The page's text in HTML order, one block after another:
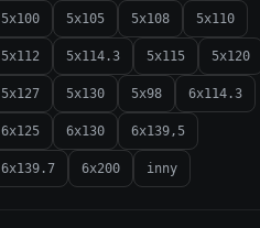
5x100 5x105 5x108 5x110
5x112 5x114.3 5x115 5x120
5x127 5x130 5x98 6x114.3
6x125 6x130 6x139,5
6x139.7 6x200 inny